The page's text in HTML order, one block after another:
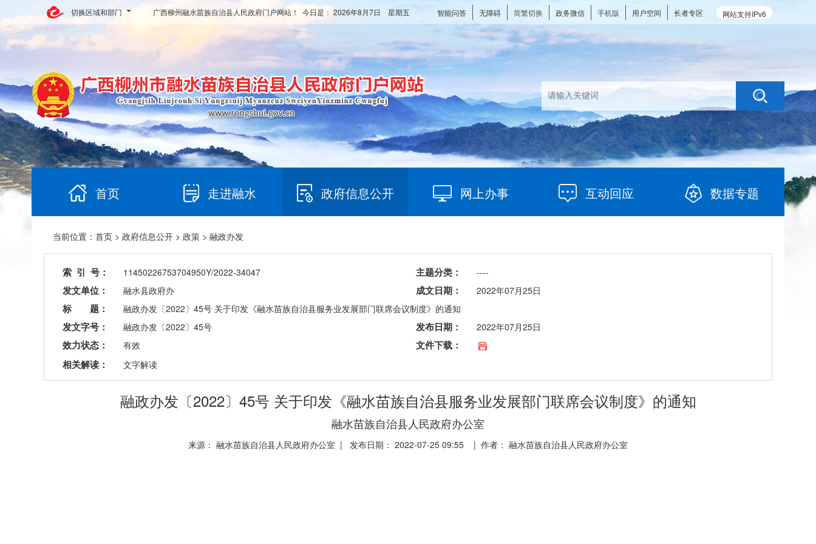
切换区域和部门 网站支持IPv6
智能问答 无障碍 简繁切换 政务微信 手机版 用户空间 长者专区
广西柳州融水苗族自治县人民政府门户网站！ 今日是： 2026年8月7日 星期五
首页 走进融水 政府信息公开 网上办事 互动回应 数据专题
当前位置： 首页 > 政府信息公开 > 政策 > 融政办发
索 引 号： 11450226753704950Y/2022-34047 主题分类： ----
发文单位： 融水县政府办 成文日期： 2022年07月25日
标 题： 融政办发〔2022〕45号 关于印发《融水苗族自治县服务业发展部门联席会议制度》的通知
发文字号： 融政办发〔2022〕45号 发布日期： 2022年07月25日
效力状态： 有效
文件下载：
相关解读：
文字解读
融政办发〔2022〕45号 关于印发《融水苗族自治县服务业发展部门联席会议制度》的通知
融水苗族自治县人民政府办公室
来源： 融水苗族自治县人民政府办公室 | 发布日期： 2022-07-25 09:55 | 作者： 融水苗族自治县人民政府办公室